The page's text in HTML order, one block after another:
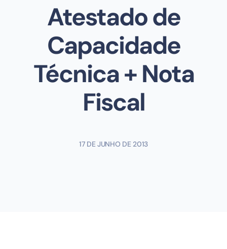
Atestado de
Capacidade
Técnica + Nota
Fiscal
17 DE JUNHO DE 2013